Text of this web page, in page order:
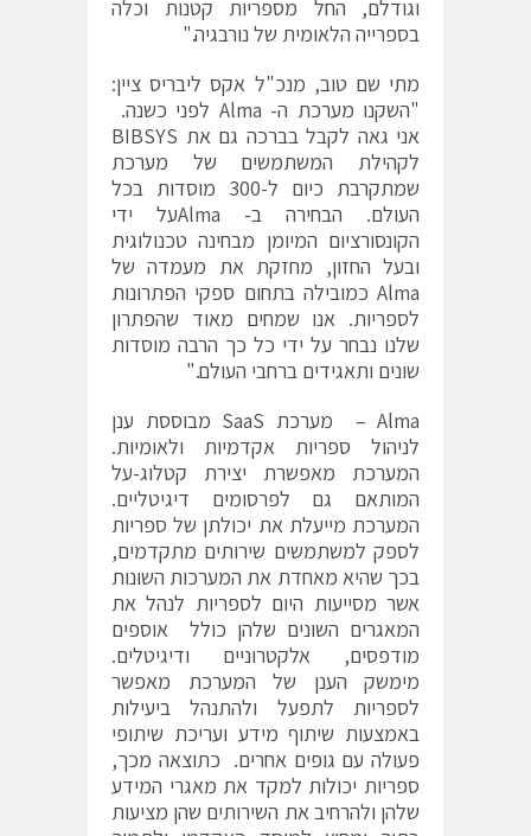
וגודלם, החל מספריות קטנות וכלה
בספרייה הלאומית של נורבגיה."
מתי שם טוב, מנכ"ל אקס ליבריס ציין:
"השקנו מערכת ה- Alma לפני כשנה.
אני גאה לקבל בברכה גם את BIBSYS
לקהילת המשתמשים של מערכת
שמתקרבת כיום ל-300 מוסדות בכל
העולם. הבחירה ב- Almaעל ידי
הקונסורציום המיומן מבחינה טכנולוגית
ובעל החזון, מחזקת את מעמדה של
Alma כמובילה בתחום ספקי הפתרונות
לספריות. אנו שמחים מאוד שהפתרון
שלנו נבחר על ידי כל כך הרבה מוסדות
שונים ותאגידים ברחבי העולם."
Alma – מערכת SaaS מבוססת ענן
לניהול ספריות אקדמיות ולאומיות.
המערכת מאפשרת יצירת קטלוג-על
המותאם גם לפרסומים דיגיטליים.
המערכת מייעלת את יכולתן של ספריות
לספק למשתמשים שירותים מתקדמים,
בכך שהיא מאחדת את המערכות השונות
אשר מסייעות היום לספריות לנהל את
המאגרים השונים שלהן כולל אוספים
מודפסים, אלקטרוניים ודיגיטלים.
מימשק הענן של המערכת מאפשר
לספריות לתפעל ולהתנהל ביעילות
באמצעות שיתוף מידע ועריכת שיתופי
פעולה עם גופים אחרים. כתוצאה מכך,
ספריות יכולות למקד את מאגרי המידע
שלהן ולהרחיב את השירותים שהן מציעות